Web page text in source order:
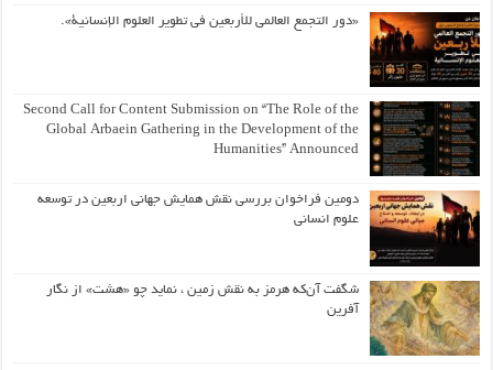
«دور التجمع العالمي للأربعين في تطوير العلوم الإنسانية».
Second Call for Content Submission on “The Role of the
Global Arbaein Gathering in the Development of the
Humanities” Announced
دومین فراخوان بررسی نقش همایش جهانی اربعین در توسعه
علوم انسانی
شگفت آن‌که هرمز به نقش زمین ، نماید چو «هشت» از نگار
آفرین